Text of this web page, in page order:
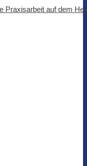
Praxisarbeit auf dem